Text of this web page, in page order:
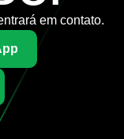
em contato.